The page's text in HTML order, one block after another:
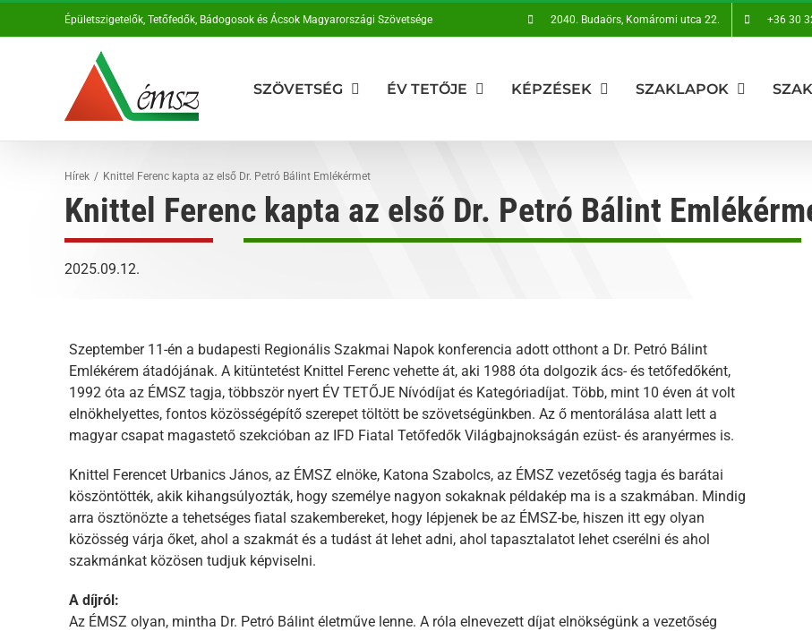
Épületszigetelők, Tetőfedők, Bádogosok és Ácsok Magyarországi Szövetsége 2040. Budaörs, Komáromi utca 22. +36 30
SZÖVETSÉG ÉV TETŐJE KÉPZÉSEK SZAKLAPOK
Hírek Knittel Ferenc kapta az első Dr. Petró Bálint Emlékérmet
Knittel Ferenc kapta az első Dr. Petró Bálint
2025.09.12.
Szeptember 11-én a budapesti Regionális Szakmai Napok konferencia adott otthont a Dr. Petró Bálint
Emlékérem átadójának. A kitüntetést Knittel Ferenc vehette át, aki 1988 óta dolgozik ács- és tetőfedőként,
1992 óta az ÉMSZ tagja, többször nyert ÉV TETŐJE Nívódíjat és Kategóriadíjat. Több, mint 10 éven át volt
elnökhelyettes, fontos közösségépítő szerepet töltött be szövetségünkben. Az ő mentorálása alatt lett a
magyar csapat magastető szekcióban az IFD Fiatal Tetőfedők Világbajnokságán ezüst- és aranyérmes is.
Knittel Ferencet Urbanics János, az ÉMSZ elnöke, Katona Szabolcs, az ÉMSZ vezetőség tagja és barátai
köszöntötték, akik kihangsúlyozták, hogy személye nagyon sokaknak példakép ma is a szakmában. Mindig
arra ösztönözte a tehetséges fiatal szakembereket, hogy lépjenek be az ÉMSZ-be, hiszen itt egy olyan
közösség várja őket, ahol a szakmát és a tudást át lehet adni, ahol tapasztalatot lehet cserélni és ahol
szakmánkat közösen tudjuk képviselni.
A díjról:
Az ÉMSZ olyan, mintha Dr. Petró Bálint életműve lenne. A róla elnevezett díjat elnökségünk a vezetőség